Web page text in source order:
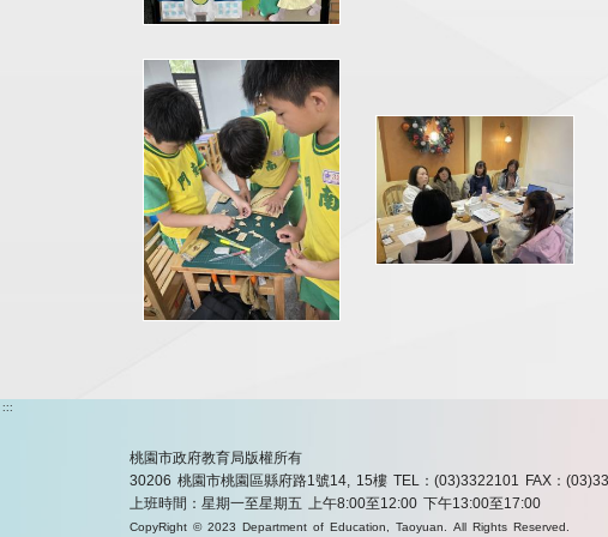
:::
桃園市政府教育局版權所有
30206 桃園市桃園區縣府路1號14, 15樓 TEL：(03)3322101 FAX：
上班時間：星期一至星期五 上午8:00至12:00 下午13:00至17:00
CopyRight © 2023 Department of Education, Taoyuan. All Rights Reserved.